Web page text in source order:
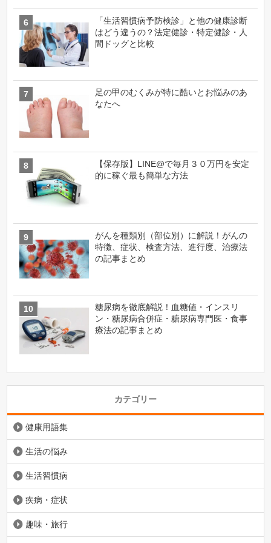
「生活習慣病予防検診」と他の健康診断
はどう違うの？法定健診・特定健診・人
間ドッグと比較
足の甲のむくみが特に酷いとお悩みのあ
なたへ
【保存版】LINE@で毎月３０万円を安定
的に稼ぐ最も簡単な方法
がんを種類別（部位別）に解説！がんの
特徴、症状、検査方法、進行度、治療法
の記事まとめ
糖尿病を徹底解説！血糖値・インスリ
ン・糖尿病合併症・糖尿病専門医・食事
療法の記事まとめ
カテゴリー
健康用語集
生活の悩み
生活習慣病
疾病・症状
趣味・旅行